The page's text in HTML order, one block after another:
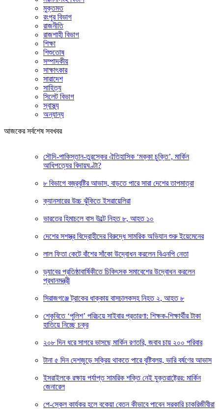
মুক্তমত
রংপুর বিভাগ
রাজনীতি
রাজশাহী বিভাগ
শিক্ষা
শিশুতোষ
সম্পাদকীয়
সাক্ষাৎকার
সারাদেশ
সাহিত্য
সিলেট বিভাগ
স্বাস্থ্য
অন্যান্য
আজকের সর্বশেষ সবখবর
সৌদি-পাকিস্তান-তুরস্কের ঐতিহাসিক ‘মক্কা চুক্তি’, মার্কিন
আধিপত্যের বিদায়ঘণ্টা?
৮ বিভাগে বজ্রবৃষ্টির আভাস, বাড়তে পারে সারা দেশের তাপমাত্রা
ক্যানসারের উচ্চ ঝুঁকিতে ইসরায়েলিরা
ভারতের হিমাচলে বাস উল্টে নিহত ৮, আহত ১০
দেশের সশস্ত্র বিদ্রোহীদের বিরুদ্ধে সামরিক অভিযান শুরু ইয়েমেনের
লাল ফিতা কেটে বাঁশের সাঁকো উদ্বোধন করলেন বিএনপি নেতা
ড্যাবের প্রতিষ্ঠাবার্ষিকীতে চিকিৎসক সমাবেশের উদ্বোধন করলেন
প্রধানমন্ত্রী
সিরাজগঞ্জে ট্রাকের ধাক্কায় বাসচালকসহ নিহত ২, আহত ৮
শেকৃবিতে ‘পুলিশ’ পরিচয়ে সাইবার প্রতারণা: শিক্ষক-শিক্ষার্থীর টাকা
হাতিয়ে নিচ্ছে চক্র
২০৮ দিন ধরে সাগরে ভাসছে মার্কিন রণতরি, জবাব চায় ২০০ পরিবার
টানা ৫ দিন দেশজুড়ে সক্রিয় থাকতে পারে বৃষ্টিবলয়, ভারি বর্ষণের আভাস
ইসরাইলকে রক্ষায় পর্যাপ্ত সামরিক শক্তি নেই যুক্তরাষ্ট্রের: মার্কিন
জেনারেল
পে-স্কেল কার্যকর হলে বকেয়া বেতন কীভাবে পাবেন সরকারি চাকরিজীবীরা